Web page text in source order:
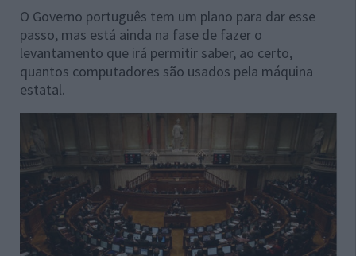
O Governo português tem um plano para dar esse
passo, mas está ainda na fase de fazer o
levantamento que irá permitir saber, ao certo,
quantos computadores são usados pela máquina
estatal.